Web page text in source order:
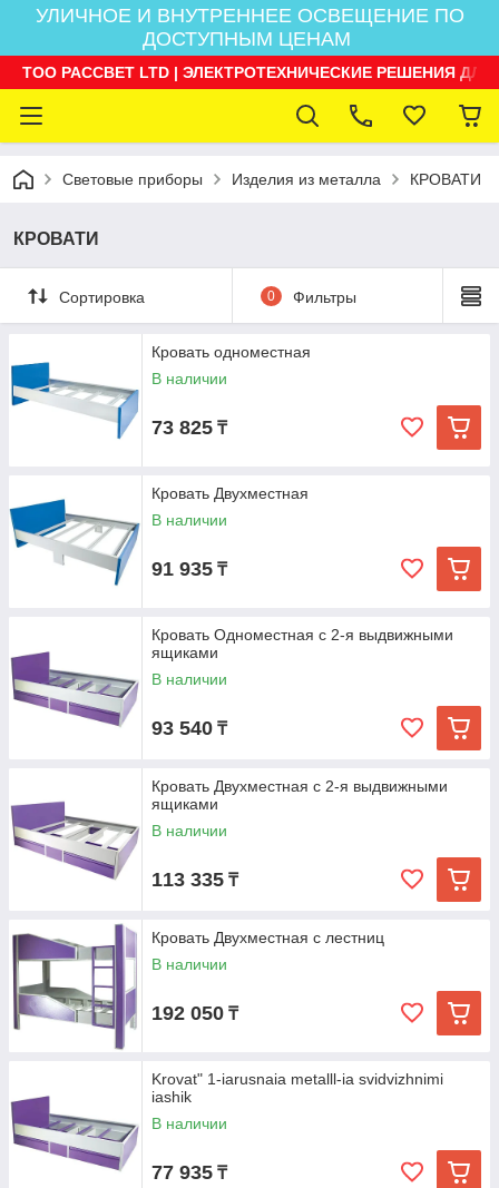
УЛИЧНОЕ И ВНУТРЕННЕЕ ОСВЕЩЕНИЕ ПО
ДОСТУПНЫМ ЦЕНАМ
ТОО РАССВЕТ LTD | ЭЛЕКТРОТЕХНИЧЕСКИЕ РЕШЕНИЯ
Световые приборы Изделия из металла КРОВАТИ
КРОВАТИ
Сортировка 0 Фильтры
Кровать одноместная
В наличии
73 825 ₸
Кровать Двухместная
В наличии
91 935 ₸
Кровать Одноместная с 2-я выдвижными
ящиками
В наличии
93 540 ₸
Кровать Двухместная с 2-я выдвижными
ящиками
В наличии
113 335 ₸
Кровать Двухместная с лестниц
В наличии
192 050 ₸
Krovat" 1-iarusnaia metalll-ia svidvizhnimi
iashik
В наличии
77 935 ₸